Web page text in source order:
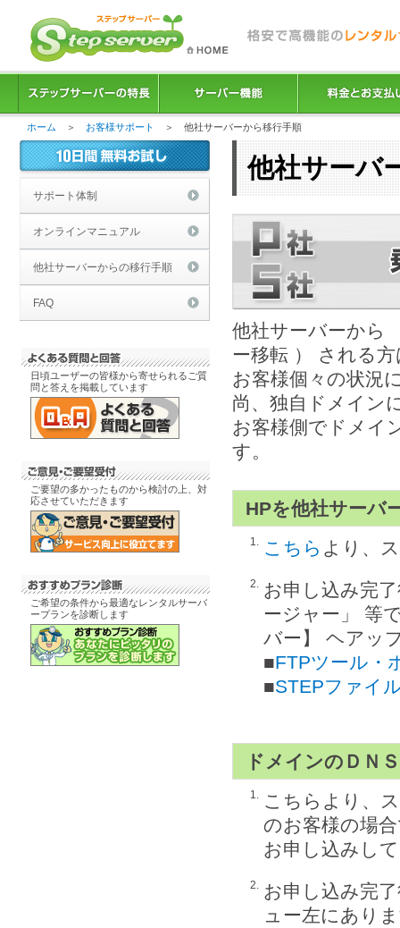
ホーム ＞ お客様サポート ＞ 他社サーバーから移行手順
サポート体制
オンラインマニュアル
他社サーバーからの移行手順
FAQ
日頃ユーザーの皆様から寄せられるご質
問と答えを掲載しています
ご要望の多かったものから検討の上、対
応させていただきます
ご希望の条件から最適なレンタルサーバ
ープランを診断します
他社サーバ
他社サーバーか
ー移転 ） される
お客様個々の状況
尚、独自ドメイン
お客様側でドメイ
す。
HPを他社サーバ
1. こちら より、
2. お申し込み完
ージャー」 等
バー】 ヘアッ
■FTPツール・
■STEPファイ
ドメインのＤＮ
1. こちらより、
のお客様の場
お申し込みし
2. お申し込み完
ュー左にあり